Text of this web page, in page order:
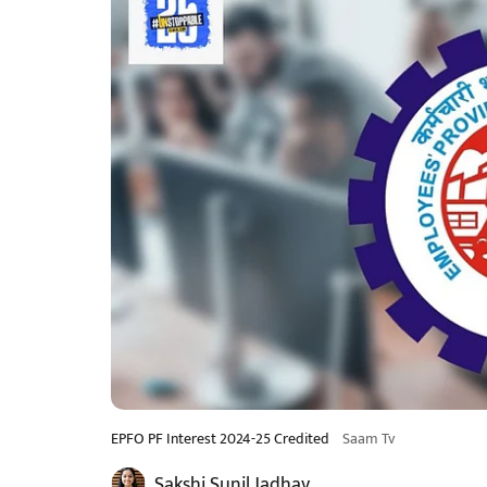
EPFO PF Interest 2024-25 Credited Saam Tv